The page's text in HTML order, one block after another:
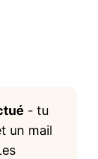
- tu
un mail